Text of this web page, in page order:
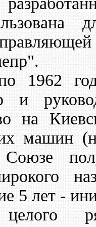
1962
и
на
машин
5 лет -
целого